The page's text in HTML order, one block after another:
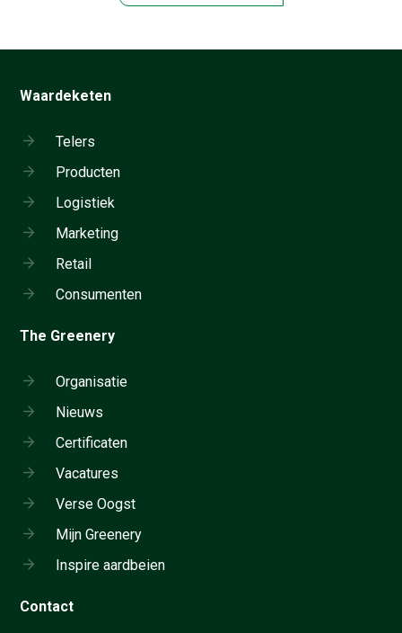
Waardeketen
Telers
Producten
Logistiek
Marketing
Retail
Consumenten
The Greenery
Organisatie
Nieuws
Certificaten
Vacatures
Verse Oogst
Mijn Greenery
Inspire aardbeien
Contact